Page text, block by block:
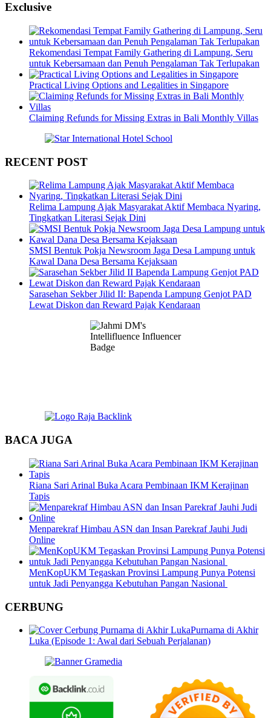
Exclusive
Rekomendasi Tempat Family Gathering di Lampung, Seru
untuk Kebersamaan dan Penuh Pengalaman Tak Terlupakan
Practical Living Options and Legalities in Singapore
Claiming Refunds for Missing Extras in Bali Monthly Villas
RECENT POST
Relima Lampung Ajak Masyarakat Aktif Membaca Nyaring,
Tingkatkan Literasi Sejak Dini
SMSI Bentuk Pokja Newsroom Jaga Desa Lampung untuk
Kawal Dana Desa Bersama Kejaksaan
Sarasehan Sekber Jilid II: Bapenda Lampung Genjot PAD
Lewat Diskon dan Reward Pajak Kendaraan
BACA JUGA
Riana Sari Arinal Buka Acara Pembinaan IKM Kerajinan
Tapis
Menparekraf Himbau ASN dan Insan Parekraf Jauhi Judi
Online
MenKopUKM Tegaskan Provinsi Lampung Punya Potensi
untuk Jadi Penyangga Kebutuhan Pangan Nasional
CERBUNG
Purnama di Akhir
Luka (Episode 1: Awal dari Sebuah Perjalanan)